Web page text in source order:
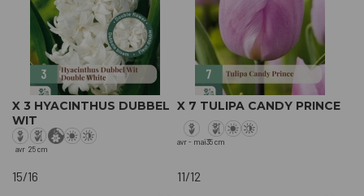
X 3 HYACINTHUS DUBBEL
WIT
avr 25 cm
15/16
X 7 TULIPA CANDY PRINCE
avr - mai35 cm
11/12